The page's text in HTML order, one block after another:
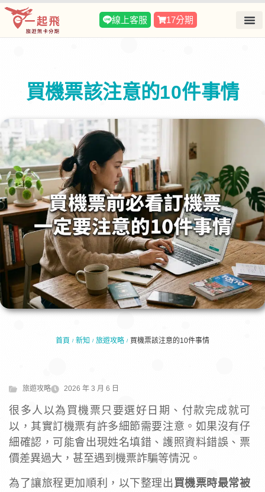
線上客服 17分期
買機票該注意的10件事情
首頁 / 新知 / 旅遊攻略 / 買機票該注意的10件事情
旅遊攻略 2026 年 3 月 6 日
很多人以為買機票只要選好日期、付款完成就可
以，其實訂機票有許多細節需要注意。如果沒有仔
細確認，可能會出現姓名填錯、護照資料錯誤、票
價差異過大，甚至遇到機票詐騙等情況。
為了讓旅程更加順利，以下整理出 買機票時最常被